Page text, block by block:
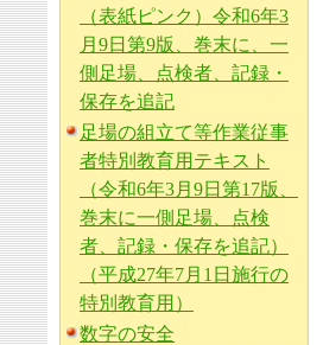
（表紙ピンク）令和6年3
月9日第9版、巻末に、一
側足場、点検者、記録・
保存を追記
足場の組立て等作業従事
者特別教育用テキスト
（令和6年3月9日第17版、
巻末に一側足場、点検
者、記録・保存を追記）
（平成27年7月1日施行の
特別教育用）
数字の安全